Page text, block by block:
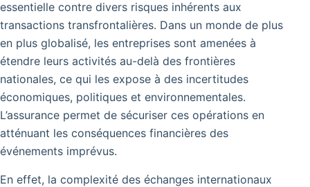
essentielle contre divers risques inhérents aux
transactions transfrontalières. Dans un monde de plus
en plus globalisé, les entreprises sont amenées à
étendre leurs activités au-delà des frontières
nationales, ce qui les expose à des incertitudes
économiques, politiques et environnementales.
L’assurance permet de sécuriser ces opérations en
atténuant les conséquences financières des
événements imprévus.
En effet, la complexité des échanges internationaux